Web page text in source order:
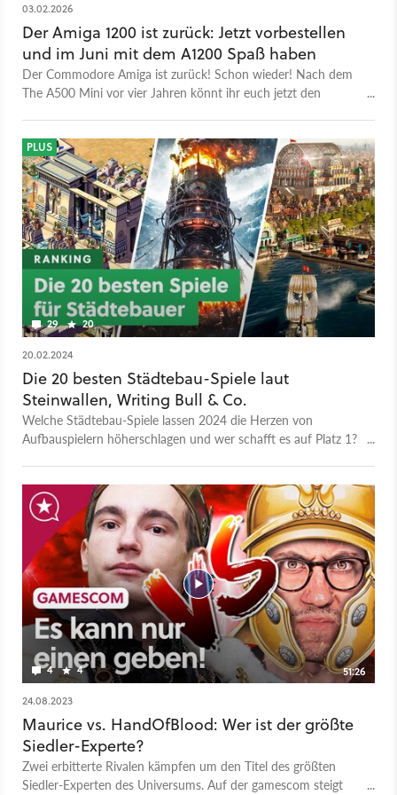
03.02.2026
Der Amiga 1200 ist zurück: Jetzt vorbestellen
und im Juni mit dem A1200 Spaß haben
Der Commodore Amiga ist zurück! Schon wieder! Nach dem
The A500 Mini vor vier Jahren könnt ihr euch jetzt den
29 20
PLUS
20.02.2024
Die 20 besten Städtebau-Spiele laut
Steinwallen, Writing Bull & Co.
Welche Städtebau-Spiele lassen 2024 die Herzen von
Aufbauspielern höherschlagen und wer schafft es auf Platz 1?
4 4
51:26
24.08.2023
Maurice vs. HandOfBlood: Wer ist der größte
Siedler-Experte?
Zwei erbitterte Rivalen kämpfen um den Titel des größten
Siedler-Experten des Universums. Auf der gamescom steigt